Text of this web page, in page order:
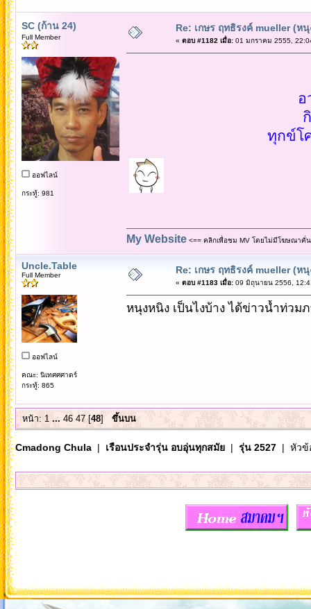
SC (ก้าน 24)
Full Member
ออฟไลน์
กระทู้: 981
Re: เกษร ฤทธิรงค์ mueller (ห
« ตอบ #1182 เมื่อ:01 มกราคม 2555,
อ
ทุกข์โ
My Website<== คลิกเพื่อชม MV โดยไม่มีโฆษณาคั่น
Uncle.Table
Full Member
ออฟไลน์
คณะ: นิเทศศศาตร์
กระทู้: 865
Re: เกษร ฤทธิรงค์ mueller (ห
« ตอบ #1183 เมื่อ:09 มิถุนายน 2556,
หนุงหนิง เป็นไงบ้าง ได้ข่าวน้ำท่วม
หน้า:1 ... 46 47[48] ขึ้นบน
Cmadong Chula| เรือนประจำรุ่น อบอุ่นทุกสมัย| รุ่น 2527| หัวข้